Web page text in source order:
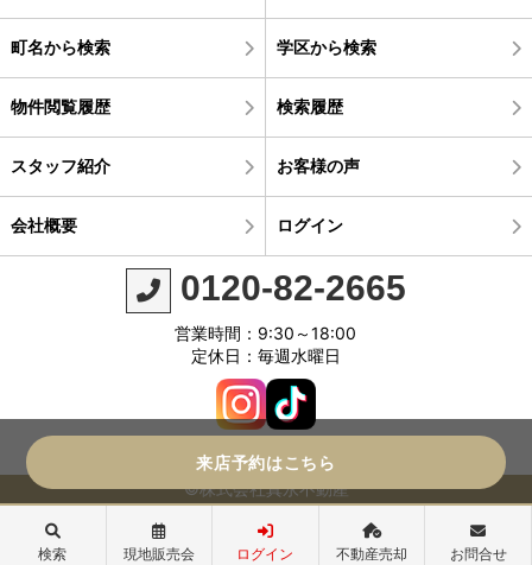
町名から検索 学区から検索
物件閲覧履歴 検索履歴
スタッフ紹介 お客様の声
会社概要 ログイン
0120-82-2665
営業時間：9:30～18:00
定休日：毎週水曜日
©株式会社真永不動産
来店予約はこちら
検索 現地販売会 ログイン 不動産売却 お問合せ